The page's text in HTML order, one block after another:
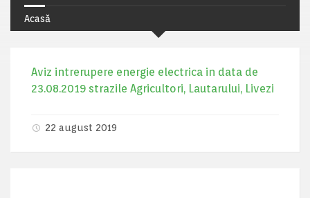
Acasă
Aviz intrerupere energie electrica in data de
23.08.2019 strazile Agricultori, Lautarului, Livezi
22 august 2019